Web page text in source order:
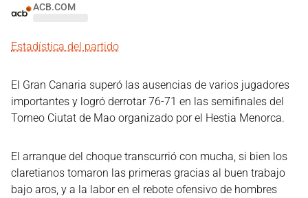
ACB.COM
Estadística del partido
El Gran Canaria superó las ausencias de varios jugadores
importantes y logró derrotar 76-71 en las semifinales del
Torneo Ciutat de Mao organizado por el Hestia Menorca.
El arranque del choque transcurrió con mucha, si bien los
claretianos tomaron las primeras gracias al buen trabajo
bajo aros, y a la labor en el rebote ofensivo de hombres